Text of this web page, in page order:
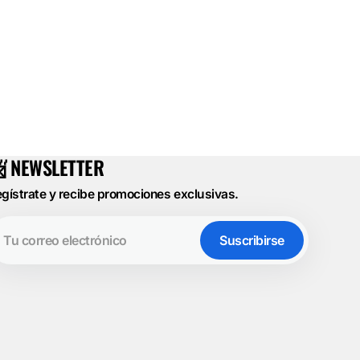
NEWSLETTER
y recibe promociones exclusivas.
Suscribirse